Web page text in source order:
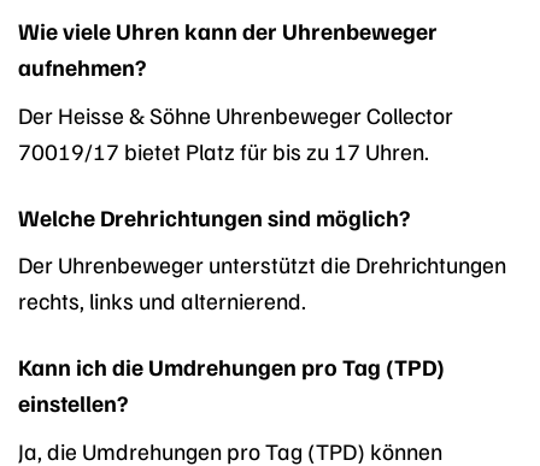
Wie viele Uhren kann der Uhrenbeweger
aufnehmen?
Der Heisse & Söhne Uhrenbeweger Collector
70019/17 bietet Platz für bis zu 17 Uhren.
Welche Drehrichtungen sind möglich?
Der Uhrenbeweger unterstützt die Drehrichtungen
rechts, links und alternierend.
Kann ich die Umdrehungen pro Tag (TPD)
einstellen?
Ja, die Umdrehungen pro Tag (TPD) können